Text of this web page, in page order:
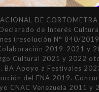
DE
de Interés
(resolución N° 840/
2019-2021 y
Cultural 2021 y 2022
BA Apoyo a Festivales
del FNA 2019.
CNAC Venezuela 2011 y